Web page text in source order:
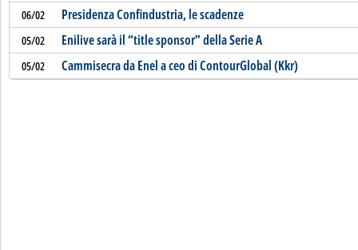
06/02 Presidenza Confindustria, le scadenze
05/02 Enilive sarà il “title sponsor” della Serie A
05/02 Cammisecra da Enel a ceo di ContourGlobal (Kkr)